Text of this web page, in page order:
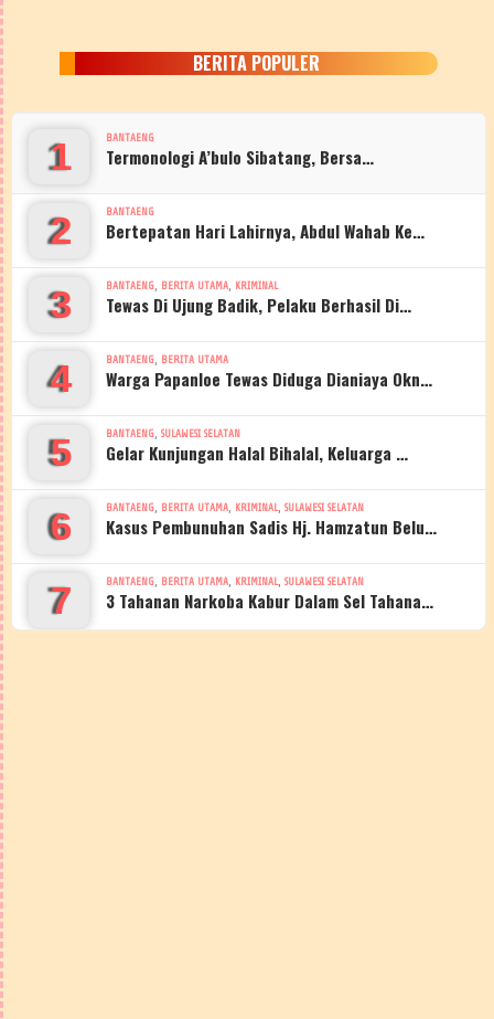
BERITA POPULER
1 BANTAENG
Termonologi A’bulo Sibatang, Bersa…
2 BANTAENG
Bertepatan Hari Lahirnya, Abdul Wahab Ke…
3 BANTAENG, BERITA UTAMA, KRIMINAL
Tewas Di Ujung Badik, Pelaku Berhasil Di…
4 BANTAENG, BERITA UTAMA
Warga Papanloe Tewas Diduga Dianiaya Okn…
5 BANTAENG, SULAWESI SELATAN
Gelar Kunjungan Halal Bihalal, Keluarga …
6 BANTAENG, BERITA UTAMA, KRIMINAL, SULAWESI SELATAN
Kasus Pembunuhan Sadis Hj. Hamzatun Belu…
7 BANTAENG, BERITA UTAMA, KRIMINAL, SULAWESI SELATAN
3 Tahanan Narkoba Kabur Dalam Sel Tahana…